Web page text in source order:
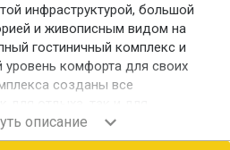
инфраструктурой, большой
и живописным видом на
гостиничный комплекс и
комфорта для своих
созданы все
для отдыха, так и для
мероприятий: имеется
а также оборудованные